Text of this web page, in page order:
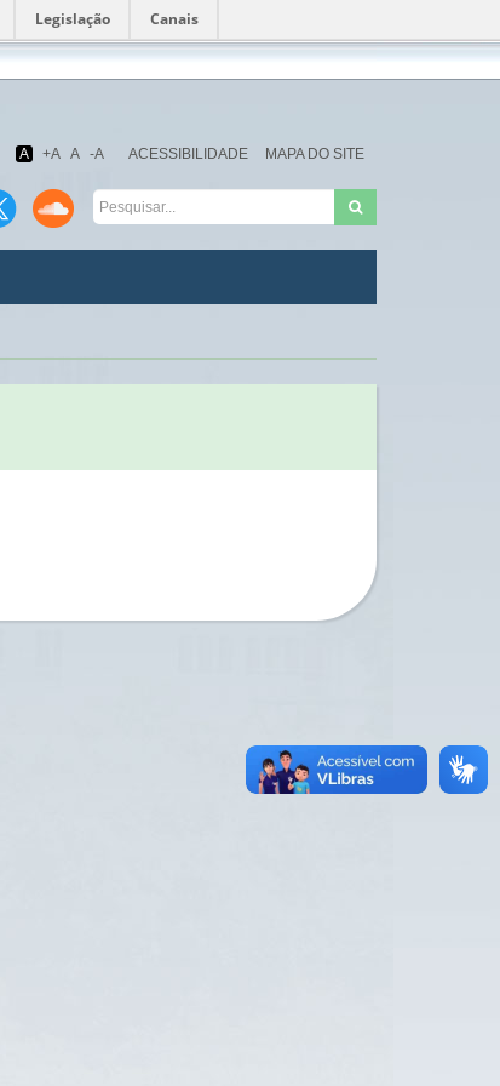
Legislação Canais
Fundação
Oswaldo
A +A A -A ACESSIBILIDADE MAPA DO SITE